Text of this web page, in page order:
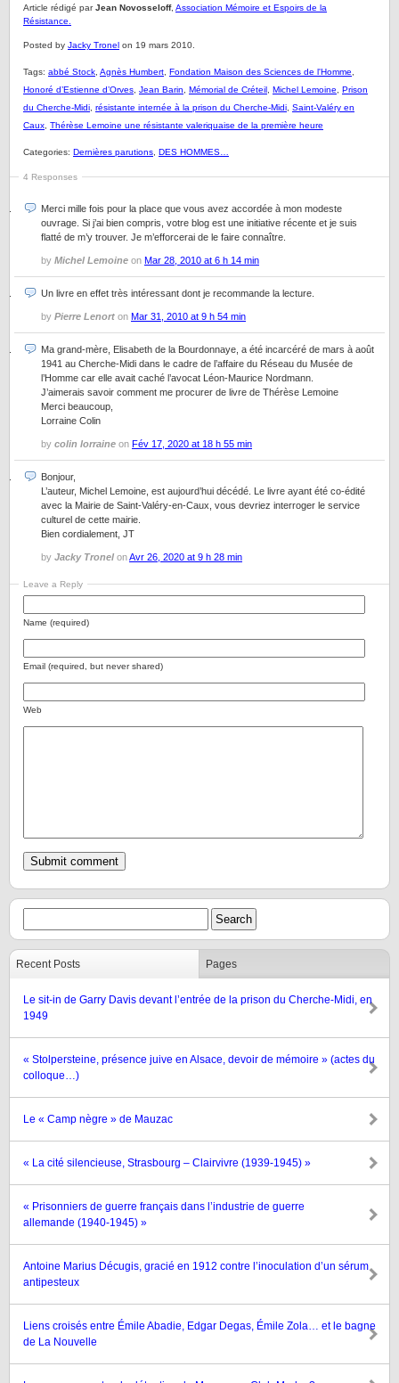
Article rédigé parJean Novosseloff, Association Mémoire et Espoirs de la
Résistance.
Posted by Jacky Tronel on 19 mars 2010.
Tags: abbé Stock Agnès Humbert Fondation Maison des Sciences de l'Homme
Honoré d’Estienne d’Orves Jean Barin Mémorial de Créteil Michel Lemoine
Prison
du Cherche-Midi résistante internée à la prison du Cherche-Midi Saint-Valéry en
Caux Thérèse Lemoine une résistante valeriquaise de la première heure
Categories: Dernières parutions DES HOMMES…
4 Responses
Merci mille fois pour la place que vous avez accordée à mon modeste
ouvrage. Si j’ai bien compris, votre blog est une initiative récente et je suis
flatté de m’y trouver. Je m’efforcerai de le faire connaître.
by Michel Lemoine on Mar 28, 2010 at 6 h 14 min
Un livre en effet très intéressant dont je recommande la lecture.
by Pierre Lenort on Mar 31, 2010 at 9 h 54 min
Ma grand-mère, Elisabeth de la Bourdonnaye, a été incarcéré de mars à août
1941 au Cherche-Midi dans le cadre de l’affaire du Réseau du Musée de
l’Homme car elle avait caché l’avocat Léon-Maurice Nordmann.
J’aimerais savoir comment me procurer de livre de Thérèse Lemoine
Merci beaucoup,
Lorraine Colin
by colin lorraine on Fév 17, 2020 at 18 h 55 min
Bonjour,
L’auteur, Michel Lemoine, est aujourd’hui décédé. Le livre ayant été co-édité
avec la Mairie de Saint-Valéry-en-Caux, vous devriez interroger le service
culturel de cette mairie.
Bien cordialement, JT
by Jacky Tronel onAvr 26, 2020 at 9 h 28 min
Leave a Reply
Name (required)
Email (required, but never shared)
Web
Recent Posts Pages
Le sit-in de Garry Davis devant l’entrée de la prison du Cherche-Midi, en
1949
« Stolpersteine, présence juive en Alsace, devoir de mémoire » (actes du
colloque…)
Le « Camp nègre » de Mauzac
« La cité silencieuse, Strasbourg – Clairvivre (1939-1945) »
« Prisonniers de guerre français dans l’industrie de guerre
allemande (1940-1945) »
Antoine Marius Décugis, gracié en 1912 contre l’inoculation d’un sérum
antipesteux
Liens croisés entre Émile Abadie, Edgar Degas, Émile Zola… et le bagne
de La Nouvelle